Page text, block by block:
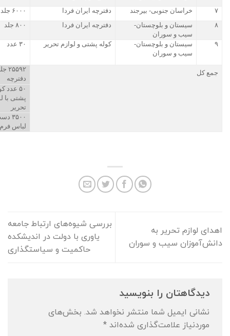
۷
خراسان جنوبی- بیرجند دفترچه ایران فردا
۶۰۰۰ جلد
۸
سیستان و بلوچستان-
سیب و سوران
دفترچه ایران فردا ۸۰۰ جلد
۹
سیستان و بلوچستان-
سیب و سوران
کوله پشتی و لوازم تحریر ۳۰ عدد
جمع کل
دفترچه
۵۰ عدد
پشتی با
تحریر
۳۵۰۰
لباس
اهدای لوازم تحریر به
دانش‌آموزان سیب و سوران
بررسی شیوه‌های ارتباط جامعه
یاوری با دولت در اندیشکده
حاکمیت و سیاستگذاری
دیدگاهتان را بنویسید
نشانی ایمیل شما منتشر نخواهد شد. بخش‌های
موردنیاز علامت‌گذاری شده‌اند *